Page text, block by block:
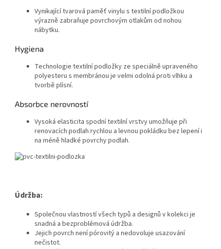
Vynikající tvarová paměť vinylu s textilní podložkou
výrazně zabraňuje povrchovým otlakům od nohou
nábytku.
Hygiena
Technologie textilní podložky ze speciálně upraveného
polyesteru s membránou je velmi odolná proti vlhku a
tvorbě plísní.
Absorbce nerovností
Vysoká elasticita spodní textilní vrstvy umožňuje při
renovacích podlah rychlou a levnou pokládku bez lepení i
na méně hladké povrchy podlah.
Údržba:
Společnou vlastností všech typů a designů v kolekci je
snadná a bezproblémová údržba.
Jejich povrch není pórovitý a nedovoluje usazování
nečistot.